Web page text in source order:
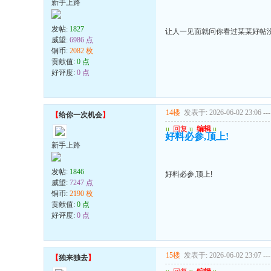
新手上路
发帖: 1827
威望: 6986 点
铜币: 2082 枚
贡献值: 0 点
好评度: 0 点
让人一见面就问你看过某某好帖
【给你一次机会】
新手上路
发帖: 1846
威望: 7247 点
铜币: 2190 枚
贡献值: 0 点
好评度: 0 点
14楼 发表于: 2026-06-02 23:06 ---
u 回复 u 编辑 u
好料必参,顶上!
好料必参,顶上!
【独来独去】 15楼 发表于: 2026-06-02 23:07 ---